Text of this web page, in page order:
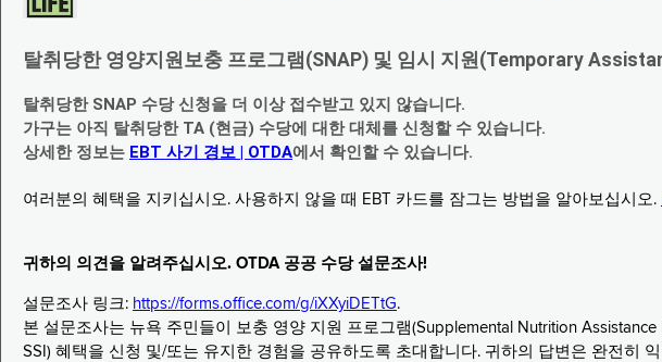
탈취당한 영양지원보충 프로그램(SNAP) 및 임시 지원(Temporary
탈취당한 SNAP 수당 신청을 더 이상 접수받고 있지 않습니다.
가구는 아직 탈취당한 TA (현금) 수당에 대한 대체를 신청할 수 있습니다.
상세한 정보는 EBT 사기 경보 | OTDA에서 확인할 수 있습니다.
여러분의 혜택을 지키십시오. 사용하지 않을 때 EBT 카드를 잠그는 방법을 알아보십시오.
귀하의 의견을 알려주십시오. OTDA 공공 수당 설문조사!
설문조사 링크: https://forms.office.com/g/iXXyiDETtG.
본 설문조사는 뉴욕 주민들이 보충 영양 지원 프로그램(Supplemental Nutrition
SSI) 혜택을 신청 및/또는 유지한 경험을 공유하도록 초대합니다. 귀하의 답변은 완전히